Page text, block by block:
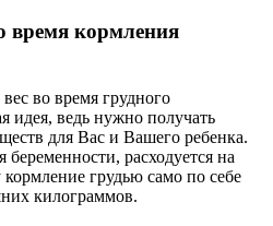
время кормления
во время грудного
идея, ведь нужно получать
для Вас и Вашего ребенка.
расходуется на
грудью само по себе
килограммов.